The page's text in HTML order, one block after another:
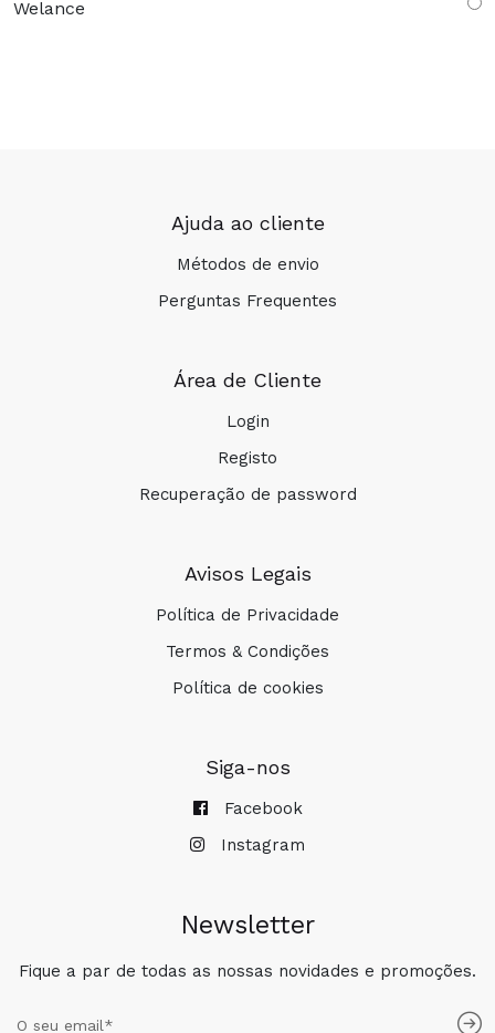
Welance
Ajuda ao cliente
Métodos de envio
Perguntas Frequentes
Área de Cliente
Login
Registo
Recuperação de password
Avisos Legais
Política de Privacidade
Termos & Condições
Política de cookies
Siga-nos
Facebook
Instagram
Newsletter
Fique a par de todas as nossas novidades e promoções.